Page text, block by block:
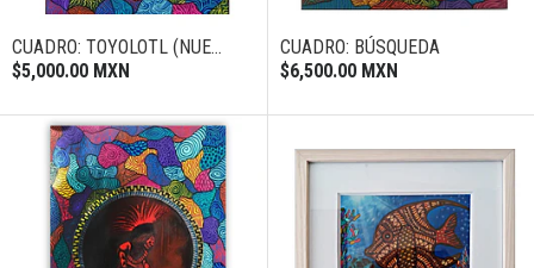
CUADRO: TOYOLOTL (NUE...
$5,000.00 MXN
CUADRO: BÚSQUEDA
$6,500.00 MXN